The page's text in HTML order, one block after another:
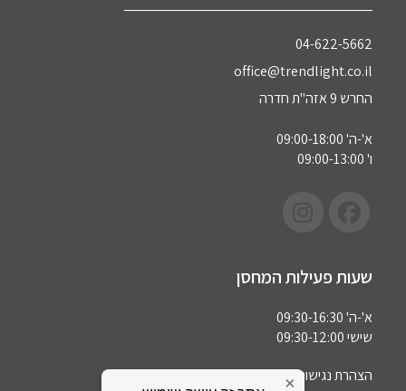
04-622-5662‏
office@trendlight.co.il
החרש 9 אזה"ת חדרה
א'-ה' 09:00-18:00
ו' 09:00-13:00
שעות פעילות המחסן
א'-ה' 09:30-16:30
שישי 09:30-12:00
הצהרת נגישות×